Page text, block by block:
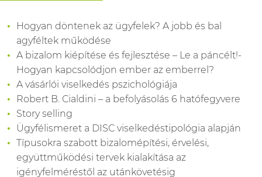
Hogyan döntenek az ügyfelek? A jobb és bal
agyféltek működése
A bizalom kiépítése és fejlesztése – Le a páncélt!-
Hogyan kapcsolódjon ember az emberrel?
A vásárlói viselkedés pszichológiája
Robert B. Cialdini – a befolyásolás 6 hatófegyvere
Story selling
Ügyfélismeret a DISC viselkedéstipológia alapján
Típusokra szabott bizalomépítési, érvelési,
együttműködési tervek kialakítása az
igényfelméréstől az utánkövetésig